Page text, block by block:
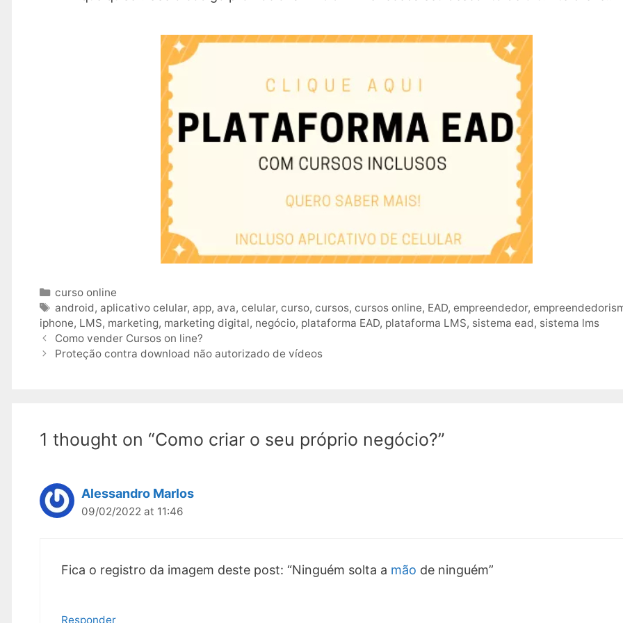
Categories
curso online
Tags
android,aplicativo celular,app,ava,celular,curso,cursos,cursos online, EAD,empreendedor,
iphone, LMS, marketing, marketing digital, negócio, plataforma EAD, plataforma LMS, sistema ead, sistema lms
Post
navigation
Como vender Cursos on line?
Proteção contra download não autorizado de vídeos
1 thought on “Como criar o seu próprio negócio?”
Alessandro Marlos
09/02/2022 at 11:46
Fica o registro da imagem deste post: “Ninguém solta a mão de ninguém”
Responder